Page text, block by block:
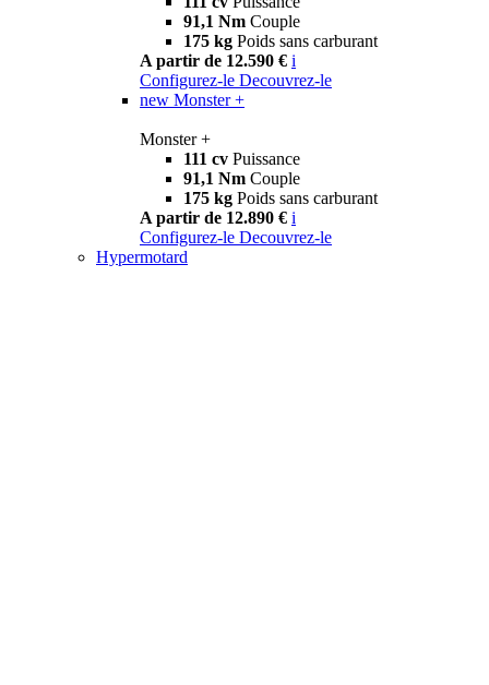
91,1 Nm Couple
175 kg Poids sans carburant
A partir de 12.590 € i
Configurez-le Decouvrez-le
new Monster +
Monster +
111 cv Puissance
91,1 Nm Couple
175 kg Poids sans carburant
A partir de 12.890 € i
Configurez-le Decouvrez-le
Hypermotard